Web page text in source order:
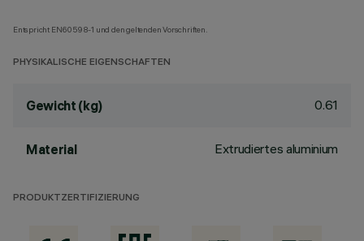
Entspricht EN60598-1 und den geltenden Vorschriften.
PHYSIKALISCHE EIGENSCHAFTEN
Gewicht (kg) 0.61
Material Extrudiertes aluminium
PRODUKTZERTIFIZIERUNG